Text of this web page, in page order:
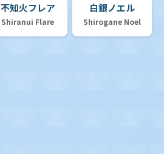
不知火フレア
Shiranui Flare
白銀ノエル
Shirogane Noel